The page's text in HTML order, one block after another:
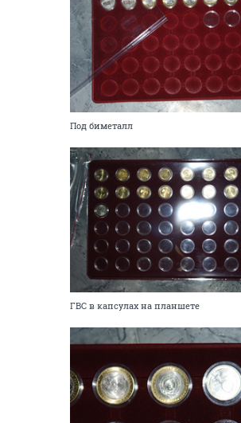
Под биметалл
ГВС в капсулах на планшете